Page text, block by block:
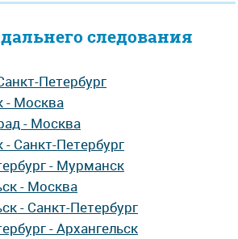
следования
Петербург
- Москва
- Москва
Санкт-Петербург
- Мурманск
- Москва
- Санкт-Петербург
- Архангельск